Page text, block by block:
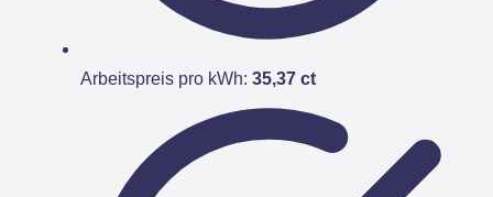
Arbeitspreis pro kWh: 35,37 ct